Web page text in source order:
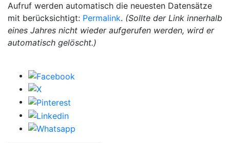
Aufruf werden automatisch die neuesten Datensätze
mit berücksichtigt: Permalink. (Sollte der Link innerhalb
eines Jahres nicht wieder aufgerufen werden, wird er
automatisch gelöscht.)